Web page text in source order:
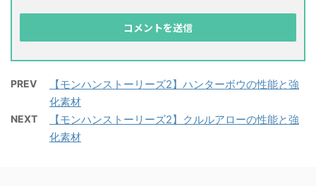
PREV
【モンハンストーリーズ2】ハンターボウの性能と強
化素材
NEXT
【モンハンストーリーズ2】クルルアローの性能と強
化素材